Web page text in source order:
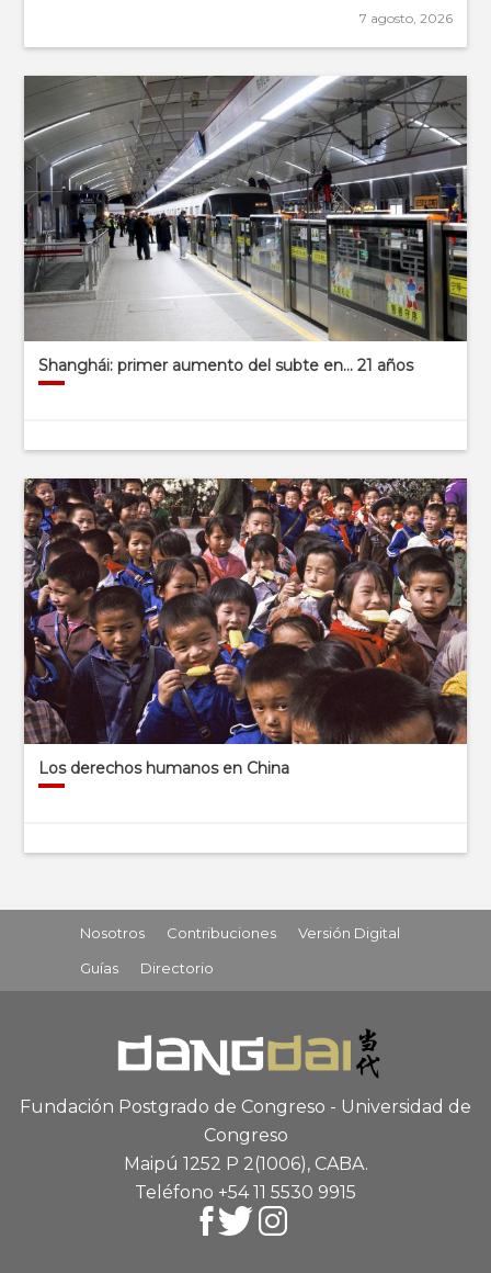
7 agosto, 2026
Shanghái: primer aumento del subte en… 21 años
Los derechos humanos en China
Nosotros Contribuciones
Versión Digital
Guías
Directorio
Fundación Postgrado de Congreso - Universidad de
Congreso
Maipú 1252 P 2(1006), CABA.
Teléfono +54 11 5530 9915